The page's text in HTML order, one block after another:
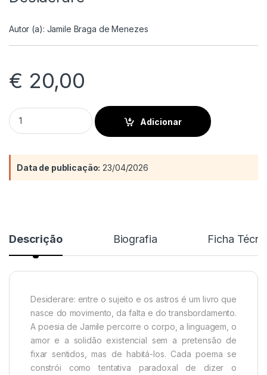
Autor (a): Jamile Braga de Menezes
€ 20,00
Desiderare quantity
Adicionar
Data de publicação: 23/04/2026
Descrição Biografia Ficha
Desiderare: entre o sujeito e os astros é um livro que
nasce do movimento, da falta e do transbordamento.
A poesia de Jamile percorre o corpo, a linguagem, o
amor e a solidão existencial sem a pretensão de
fixar sentidos, mas de habitá-los. Cada poema se
constrói como tentativa paradoxal de dizer o